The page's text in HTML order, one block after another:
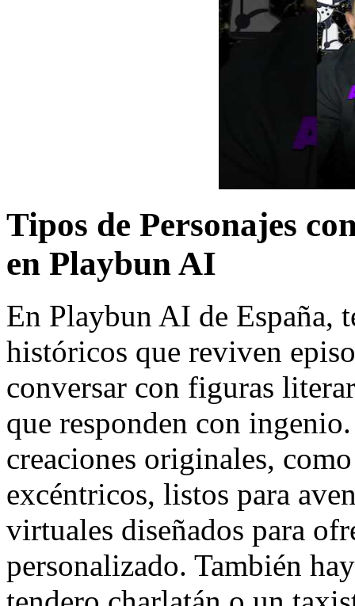
Tipos de Personajes
en Playbun AI
En Playbun AI de España,
históricos que reviven
conversar con figuras
que responden con
creaciones originales,
excéntricos, listos para
virtuales diseñados para
personalizado. También